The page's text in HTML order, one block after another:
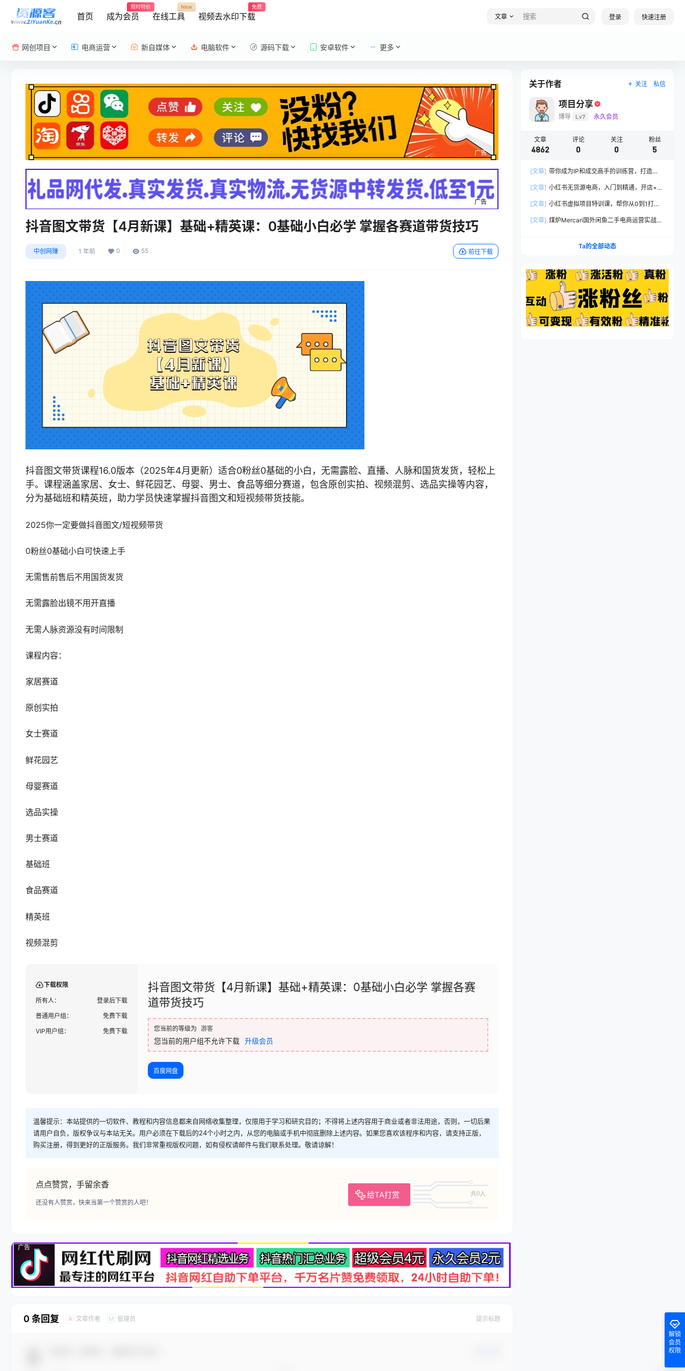
首页 成为会员
限时特价
在线工具
New
视频去水印下载
免费
文章 登录 快速注册
网创项目 电商运营 新自媒体 电脑软件 源码下载 安卓软件 更多
广告
广告
抖音图文带货【4月新课】基础+精英课：0基础小白必学 掌握各赛道带货技巧
中创网赚 1 年前 0 55 前往下载
抖音图文带货课程16.0版本（2025年4月更新）适合0粉丝0基础的小白，无需露脸、直播、人脉和国货发货，轻松上
手。课程涵盖家居、女士、鲜花园艺、母婴、男士、食品等细分赛道，包含原创实拍、视频混剪、选品实操等内容，
分为基础班和精英班，助力学员快速掌握抖音图文和短视频带货技能。
2025你一定要做抖音图文/短视频带货
0粉丝0基础小白可快速上手
无需售前售后不用国货发货
无需露脸出镜不用开直播
无需人脉资源没有时间限制
课程内容：
家居赛道
原创实拍
女士赛道
鲜花园艺
母婴赛道
选品实操
男士赛道
基础班
食品赛道
精英班
视频混剪
下载权限
所有人：
登录后下载
普通用户组：
免费下载
VIP用户组：
免费下载
抖音图文带货【4月新课】基础+精英课：0基础小白必学 掌握各赛
道带货技巧
您当前的等级为 游客
您当前的用户组不允许下载 升级会员
百度网盘
温馨提示：本站提供的一切软件、教程和内容信息都来自网络收集整理，仅限用于学习和研究目的；不得将上述内容用于商业或者非法用途，否则，一切后果
请用户自负，版权争议与本站无关。用户必须在下载后的24个小时之内，从您的电脑或手机中彻底删除上述内容。如果您喜欢该程序和内容，请支持正版，
购买注册，得到更好的正版服务。我们非常重视版权问题，如有侵权请邮件与我们联系处理。敬请谅解！
点点赞赏，手留余香
给TA打赏 共0人
还没有人赞赏，快来当第一个赞赏的人吧！
广告
0 条回复 A 文章作者 M 管理员 提示标题
关于作者 关注 私信
项目分享
博导 Lv7 永久会员
文章
4862
评论
0
关注
0
粉丝
5
[文章] 带你成为IP和成交高手的训练营，打造
[文章] 小红书无货源电商，入门到精通，开店+选
[文章] 小红书虚拟项目特训课，帮你从0到1打造
[文章] 煤炉Mercari国外闲鱼二手电商运营实战全
Ta的全部动态
广告
解锁
会员
权限